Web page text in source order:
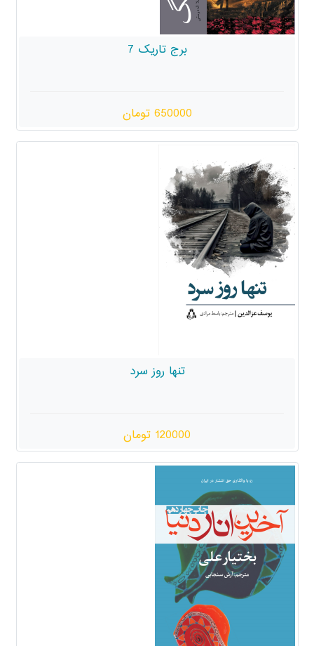
برج تاریک 7
650000 تومان
تنها روز سرد
120000 تومان